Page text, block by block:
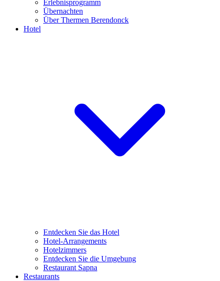
Erlebnisprogramm
Übernachten
Über Thermen Berendonck
Hotel
Entdecken Sie das Hotel
Hotel-Arrangements
Hotelzimmers
Entdecken Sie die Umgebung
Restaurant Sapna
Restaurants